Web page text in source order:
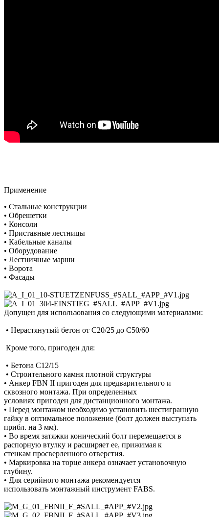
Применение
• Стальные конструкции
• Обрешетки
• Консоли
• Приставные лестницы
• Кабельные каналы
• Оборудование
• Лестничные марши
• Ворота
• Фасады
Допущен для использования со следующими материалами:
• Нерастянутый бетон от C20/25 до C50/60
Кроме того, пригоден для:
• Бетона C12/15
• Строительного камня плотной структуры
• Анкер FBN II пригоден для предварительного и
сквозного монтажа. При определенных
условиях пригоден для дистанционного монтажа.
• Перед монтажом необходимо установить шестигранную
гайку в оптимальное положение (болт должен выступать
прибл. на 3 мм).
• Во время затяжки конический болт перемещается в
распорную втулку и расширяет ее, прижимая к
стенкам просверленного отверстия.
• Маркировка на торце анкера означает установочную
глубину.
• Для серийного монтажа рекомендуется
использовать монтажный инструмент FABS.